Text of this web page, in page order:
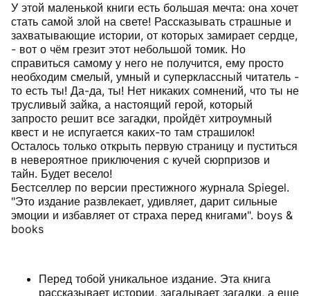
У этой маленькой книги есть большая мечта: она хочет
стать самой злой на свете! Рассказывать страшные и
захватывающие истории, от которых замирает сердце,
- вот о чём грезит этот небольшой томик. Но
справиться самому у него не получится, ему просто
необходим смелый, умный и суперклассный читатель -
то есть ты! Да-да, ты! Нет никаких сомнений, что ты не
трусливый зайка, а настоящий герой, который
запросто решит все загадки, пройдёт хитроумный
квест и не испугается каких-то там страшилок!
Осталось только открыть первую страницу и пуститься
в невероятное приключения с кучей сюрпризов и
тайн. Будет весело!
Бестселлер по версии престижного журнала Spiegel.
"Это издание развлекает, удивляет, дарит сильные
эмоции и избавляет от страха перед книгами". boys &
books
Перед тобой уникальное издание. Эта книга
рассказывает истории, загадывает загадки, а еще